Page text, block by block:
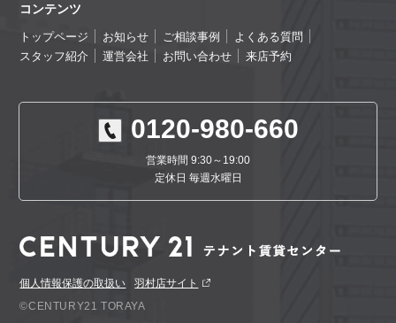
コンテンツ
トップページ お知らせ ご相談事例
よくある質問
スタッフ紹介
運営会社 お問い合わせ 来店予約
0120-980-660
営業時間 9:30～19:00
定休日 毎週水曜日
個人情報保護の取扱い
羽村店サイト
©CENTURY21 TORAYA